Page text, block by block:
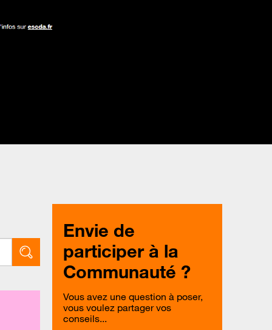
Envie de
participer à la
Communauté ?
Vous avez une question à poser,
vous voulez partager vos
conseils...